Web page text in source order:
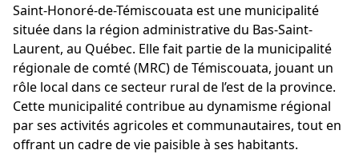
Saint-Honoré-de-Témiscouata est une municipalité
située dans la région administrative du Bas-Saint-
Laurent, au Québec. Elle fait partie de la municipalité
régionale de comté (MRC) de Témiscouata, jouant un
rôle local dans ce secteur rural de l’est de la province.
Cette municipalité contribue au dynamisme régional
par ses activités agricoles et communautaires, tout en
offrant un cadre de vie paisible à ses habitants.